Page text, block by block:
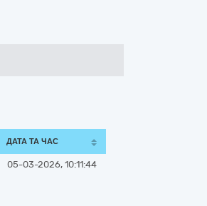
ДАТА ТА ЧАС
05-03-2026, 10:11:44